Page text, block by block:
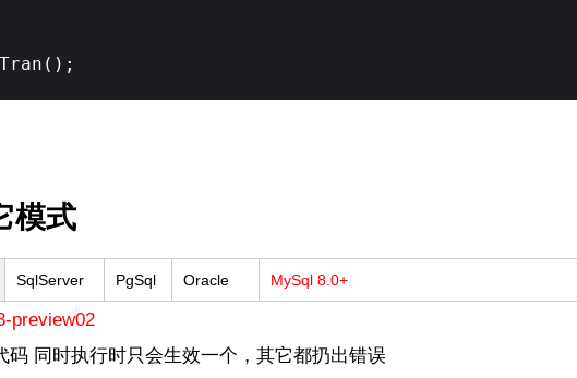
模式
SqlServer PgSql Oracle MySql 8.0+
preview02
码 同时执行时只会生效一个，其它都扔出错误